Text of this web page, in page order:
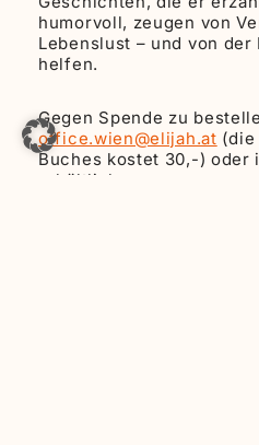
humorvoll, zeugen von
Lebenslust – und von
helfen.
Gegen Spende zu
office.wien@elijah.at (die
Buches kostet 30,-) oder
erhältlich.